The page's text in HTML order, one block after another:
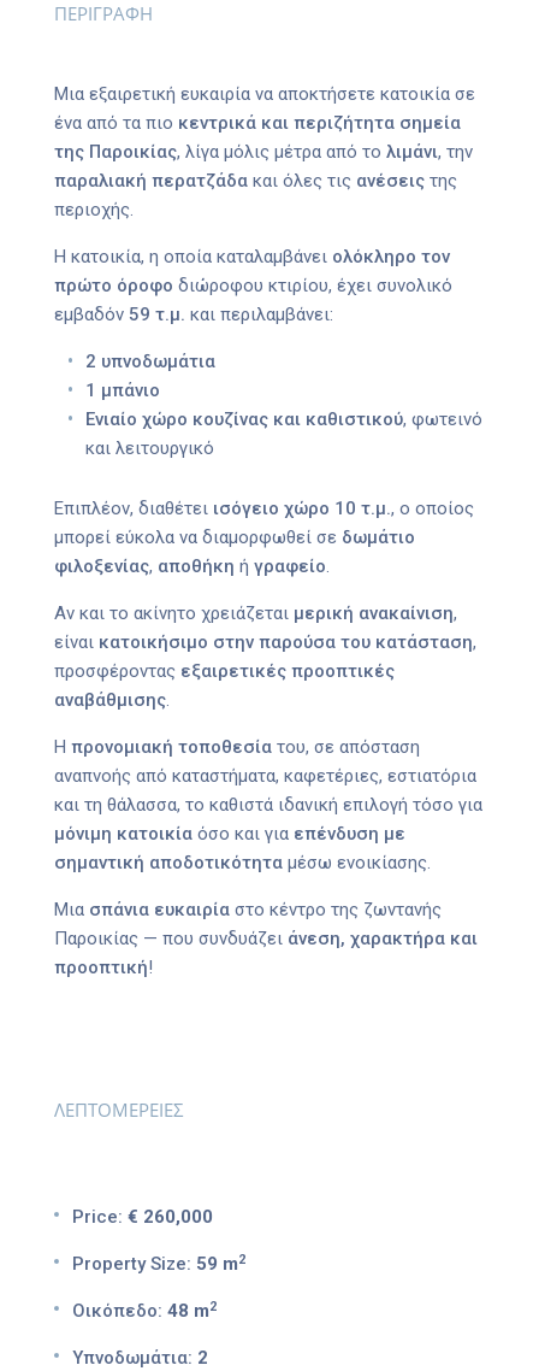
ΠΕΡΙΓΡΑΦΗ
Μια εξαιρετική ευκαιρία να αποκτήσετε κατοικία σε
ένα από τα πιο κεντρικά και περιζήτητα σημεία
της Παροικίας, λίγα μόλις μέτρα από τολιμάνι, την
παραλιακή περατζάδα και όλες τις ανέσεις της
περιοχής.
Η κατοικία, η οποία καταλαμβάνει ολόκληρο τον
πρώτο όροφο διώροφου κτιρίου, έχει συνολικό
εμβαδόν 59 τ.μ. και περιλαμβάνει:
2 υπνοδωμάτια
1 μπάνιο
Ενιαίο χώρο κουζίνας και καθιστικού, φωτεινό
και λειτουργικό
Επιπλέον, διαθέτει ισόγειο χώρο 10 τ.μ., ο οποίος
μπορεί εύκολα να διαμορφωθεί σε δωμάτιο
φιλοξενίας, αποθήκη ήγραφείο.
Αν και το ακίνητο χρειάζεται μερική ανακαίνιση,
είναι κατοικήσιμο στην παρούσα του κατάσταση,
προσφέροντας εξαιρετικές προοπτικές
αναβάθμισης.
Ηπρονομιακή τοποθεσία του, σε απόσταση
αναπνοής από καταστήματα, καφετέριες, εστιατόρια
και τη θάλασσα, το καθιστά ιδανική επιλογή τόσο για
μόνιμη κατοικία όσο και για επένδυση με
σημαντική αποδοτικότητα μέσω ενοικίασης.
Μια σπάνια ευκαιρία στο κέντρο της ζωντανής
Παροικίας — που συνδυάζει άνεση, χαρακτήρα και
προοπτική!
ΛΕΠΤΟΜΕΡΕΙΕΣ
Price: € 260,000
Property Size: 59 m2
Οικόπεδο: 48 m2
Υπνοδωμάτια: 2